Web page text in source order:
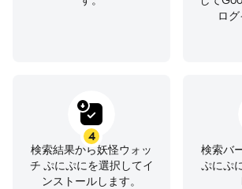
ログ
検索バ
ぷにぷ
4
検索結果から妖怪ウォッ
チ ぷにぷにを選択してイ
ンストールします。